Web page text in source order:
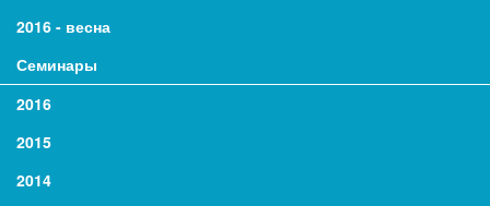
2016 - весна
Семинары
2016
2015
2014